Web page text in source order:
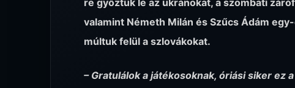
re győztük le az ukránokat, a szombati
valamint Németh Milán és Szűcs Ádám
múltuk felül a szlovákokat.
– Gratulálok a játékosoknak, óriási siker ez